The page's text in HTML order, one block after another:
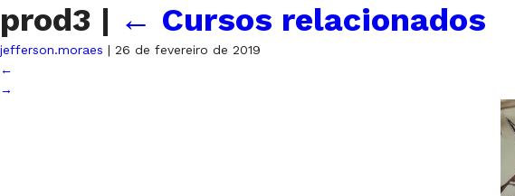
prod3 | ← Cursos relacionados
jefferson.moraes | 26 de fevereiro de 2019
←
→